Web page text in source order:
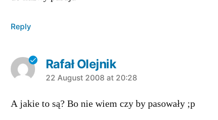
Reply
Rafał Olejnik
says:
22 August 2008 at 20:28
A jakie to są? Bo nie wiem czy by pasowały ;p